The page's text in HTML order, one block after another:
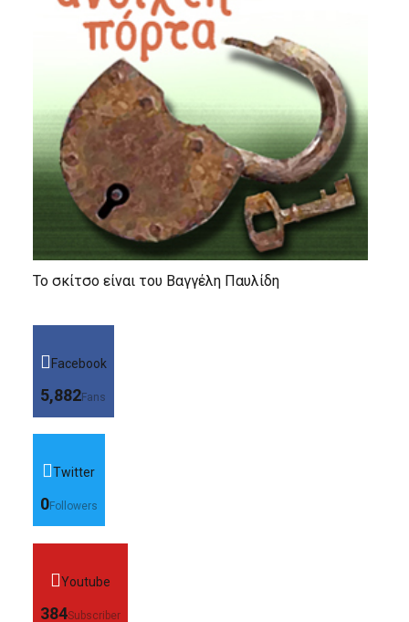
Το σκίτσο είναι του Βαγγέλη Παυλίδη
Facebook
5,882Fans
Twitter
0Followers
Youtube
384Subscriber